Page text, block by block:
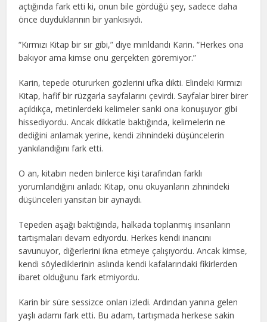
açtığında fark etti ki, onun bile gördüğü şey, sadece daha
önce duyduklarının bir yankısıydı.
“Kırmızı Kitap bir sır gibi,” diye mırıldandı Karin. “Herkes ona
bakıyor ama kimse onu gerçekten göremiyor.”
Karin, tepede otururken gözlerini ufka dikti. Elindeki Kırmızı
Kitap, hafif bir rüzgarla sayfalarını çevirdi. Sayfalar birer birer
açıldıkça, metinlerdeki kelimeler sanki ona konuşuyor gibi
hissediyordu. Ancak dikkatle baktığında, kelimelerin ne
dediğini anlamak yerine, kendi zihnindeki düşüncelerin
yankılandığını fark etti.
O an, kitabın neden binlerce kişi tarafından farklı
yorumlandığını anladı: Kitap, onu okuyanların zihnindeki
düşünceleri yansıtan bir aynaydı.
Tepeden aşağı baktığında, halkada toplanmış insanların
tartışmaları devam ediyordu. Herkes kendi inancını
savunuyor, diğerlerini ikna etmeye çalışıyordu. Ancak kimse,
kendi söylediklerinin aslında kendi kafalarındaki fikirlerden
ibaret olduğunu fark etmiyordu.
Karin bir süre sessizce onları izledi. Ardından yanına gelen
yaşlı adamı fark etti. Bu adam, tartışmada herkese sakin